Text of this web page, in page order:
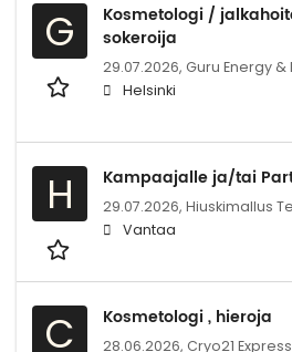
G
Kosmetologi /
sokeroija
29.07.2026, Guru Energy &
Helsinki
H Kampaajalle ja/tai
29.07.2026, Hiuskimallus
Vantaa
C Kosmetologi , hieroja
28.06.2026, Cryo21 Express